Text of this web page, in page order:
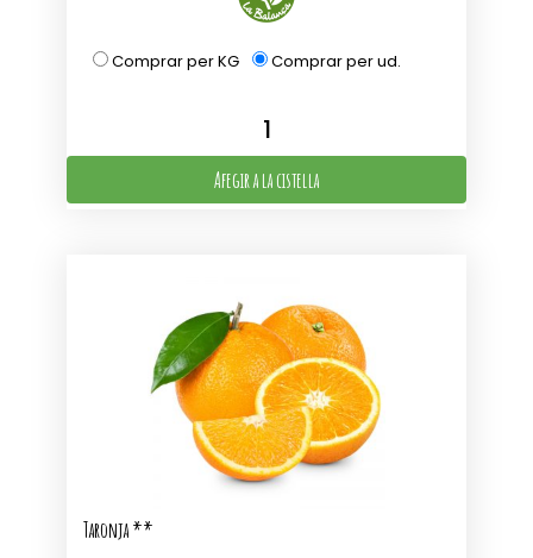
Comprar per KG Comprar per ud.
Afegir a la cistella
Taronja **